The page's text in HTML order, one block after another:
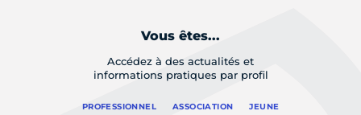
Vous êtes...
Accédez à des actualités et
informations pratiques par profil
PROFESSIONNEL ASSOCIATION JEUNE